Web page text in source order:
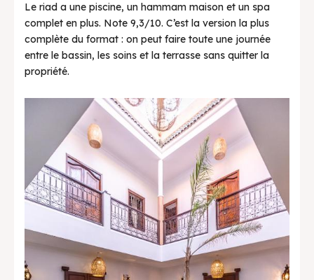
Le riad a une piscine, un hammam maison et un spa
complet en plus. Note 9,3/10. C’est la version la plus
complète du format : on peut faire toute une journée
entre le bassin, les soins et la terrasse sans quitter la
propriété.